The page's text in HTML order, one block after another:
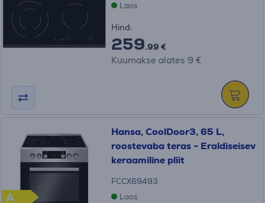
Laos
Hind:
259.99 €
Kuumakse alates 9 €
A
Hansa, CoolDoor3, 65 L,
roostevaba teras - Eraldiseisev
keraamiline pliit
FCCX69493
Laos